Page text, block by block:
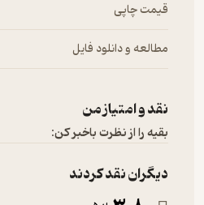
قیمت چاپی
مطالعه و دانلود فایل
نقد و امتیاز من
بقیه را از نظرت باخبر کن:
دیگران نقد کردند